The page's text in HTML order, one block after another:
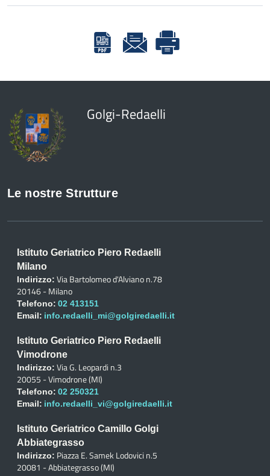
Golgi-Redaelli
Le nostre Strutture
Istituto Geriatrico Piero Redaelli
Milano
Indirizzo: Via Bartolomeo d'Alviano n.78
20146 - Milano
Telefono: 02 413151
Email: info.redaelli_mi@golgiredaelli.it
Istituto Geriatrico Piero Redaelli
Vimodrone
Indirizzo: Via G. Leopardi n.3
20055 - Vimodrone (MI)
Telefono: 02 250321
Email: info.redaelli_vi@golgiredaelli.it
Istituto Geriatrico Camillo Golgi
Abbiategrasso
Indirizzo: Piazza E. Samek Lodovici n.5
20081 - Abbiategrasso (MI)